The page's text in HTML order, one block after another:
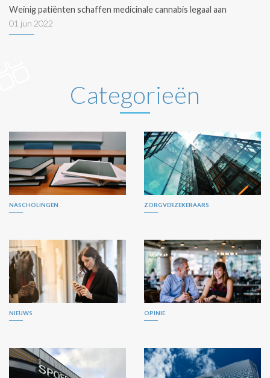
Weinig patiënten schaffen medicinale cannabis legaal aan
01 jun 2022
Categorieën
NASCHOLINGEN ZORGVERZEKERAARS
NIEUWS OPINIE